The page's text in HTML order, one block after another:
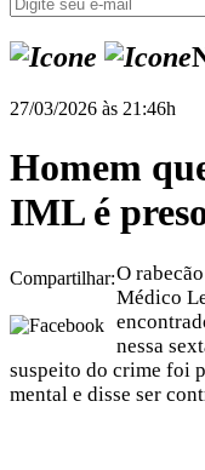
27/03/2026 às 21:46h
Homem
IML é
Compartilhar:O
Médico
nessa
suspeito do crime foi
mental e disse ser